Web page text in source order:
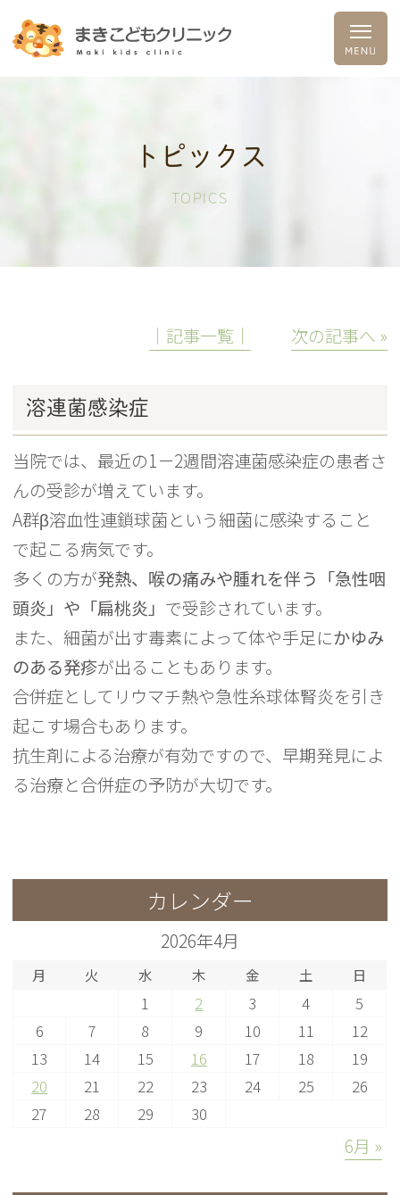
トピックス
TOPICS
│記事一覧│ 次の記事へ »
溶連菌感染症
当院では、最近の1－2週間溶連菌感染症の患者さ
んの受診が増えています。
A群β溶血性連鎖球菌という細菌に感染すること
で起こる病気です。
多くの方が発熱、喉の痛みや腫れを伴う「急性咽
頭炎」や「扁桃炎」 で受診されています。
また、細菌が出す毒素によって体や手足にかゆみ
のある発疹が出ることもあります。
合併症としてリウマチ熱や急性糸球体腎炎を引き
起こす場合もあります。
抗生剤による治療が有効ですので、早期発見によ
る治療と合併症の予防が大切です。
カレンダー
2026年4月
月 火 水 木 金 土 日
1 2 3 4
5
6
7 8 9 10 11
12
13
14 15 16 17 18
19
20
21 22 23 24 25
26
27
28 29 30
6月 »